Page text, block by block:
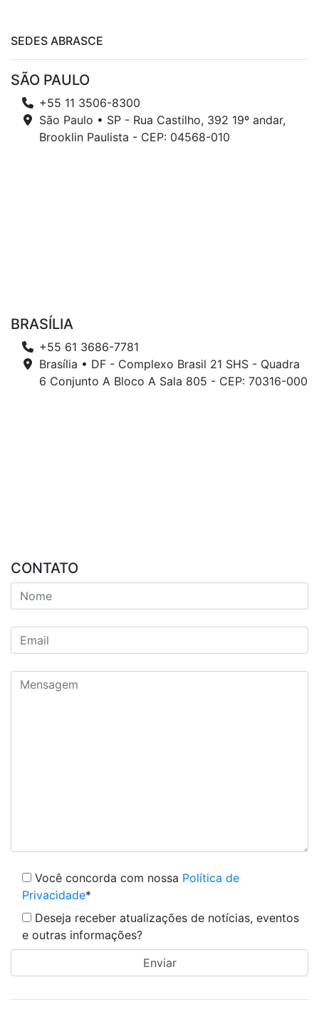
SEDES ABRASCE
SÃO PAULO
+55 11 3506-8300
São Paulo • SP - Rua Castilho, 392 19º andar,
Brooklin Paulista - CEP: 04568-010
BRASÍLIA
+55 61 3686-7781
Brasília • DF - Complexo Brasil 21 SHS - Quadra
6 Conjunto A Bloco A Sala 805 - CEP: 70316-000
CONTATO
Você concorda com nossa Política de
Privacidade*
Deseja receber atualizações de notícias, eventos
e outras informações?